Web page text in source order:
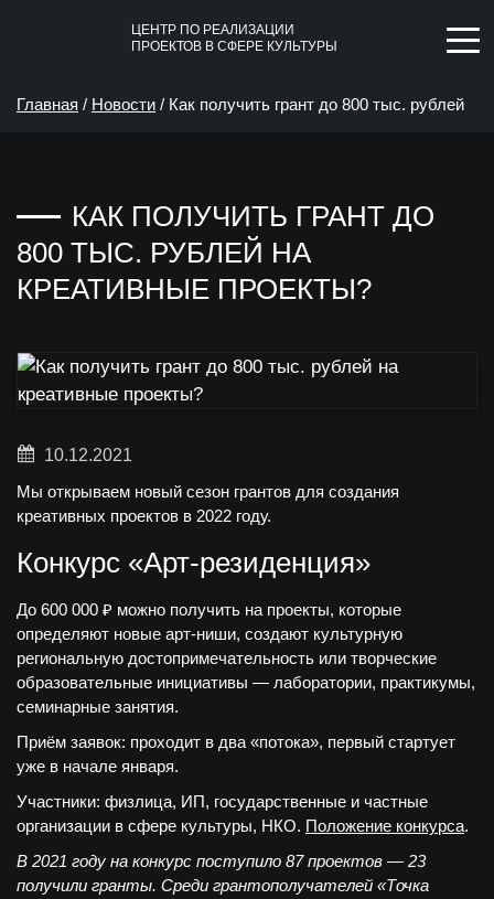
ЦЕНТР ПО РЕАЛИЗАЦИИ
ПРОЕКТОВ В СФЕРЕ КУЛЬТУРЫ
Главная / Новости / Как получить грант до 800 тыс. рублей
КАК ПОЛУЧИТЬ ГРАНТ ДО
800 ТЫС. РУБЛЕЙ НА
КРЕАТИВНЫЕ ПРОЕКТЫ?
10.12.2021
Мы открываем новый сезон грантов для создания
креативных проектов в 2022 году.
Конкурс «Арт-резиденция»
До 600 000 ₽ можно получить на проекты, которые
определяют новые арт-ниши, создают культурную
региональную достопримечательность или творческие
образовательные инициативы — лаборатории, практикумы,
семинарные занятия.
Приём заявок: проходит в два «потока», первый стартует
уже в начале января.
Участники: физлица, ИП, государственные и частные
организации в сфере культуры, НКО. Положение конкурса.
В 2021 году на конкурс поступило 87 проектов — 23
получили гранты. Среди грантополучателей «Точка